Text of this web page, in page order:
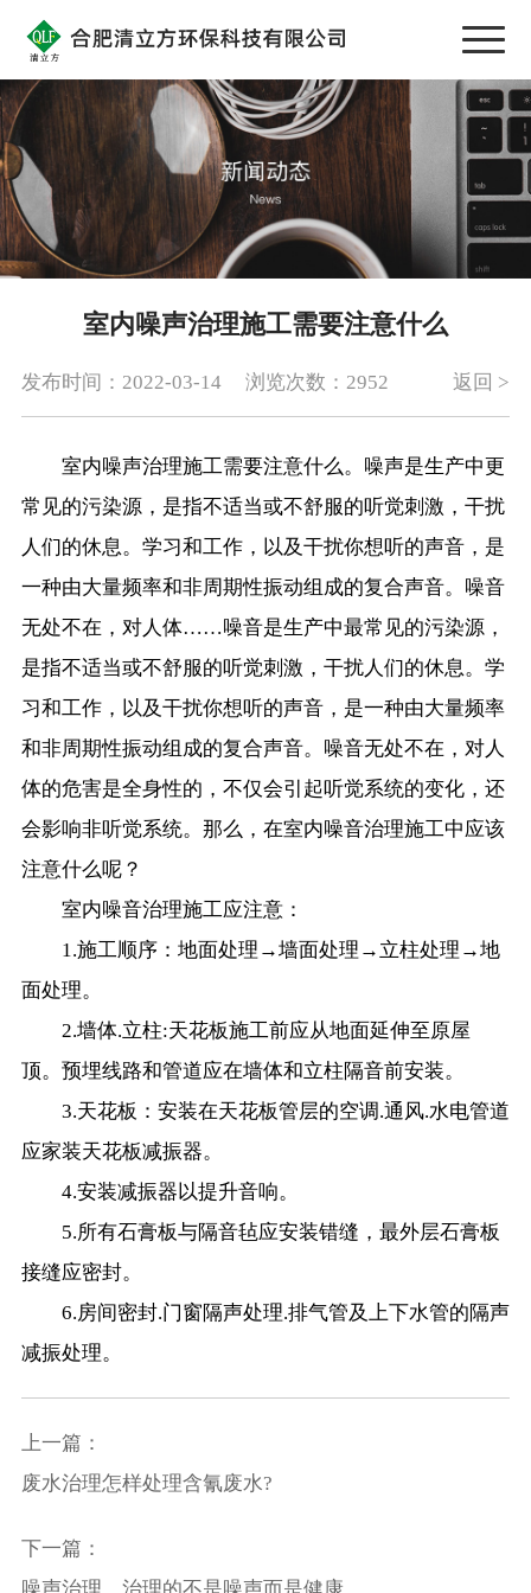
室内噪声治理施工需要注意什么
发布时间：2022-03-14 浏览次数：2952 返回 >
室内噪声治理施工需要注意什么。噪声是生产中更
常见的污染源，是指不适当或不舒服的听觉刺激，干扰
人们的休息。学习和工作，以及干扰你想听的声音，是
一种由大量频率和非周期性振动组成的复合声音。噪音
无处不在，对人体……噪音是生产中最常见的污染源，
是指不适当或不舒服的听觉刺激，干扰人们的休息。学
习和工作，以及干扰你想听的声音，是一种由大量频率
和非周期性振动组成的复合声音。噪音无处不在，对人
体的危害是全身性的，不仅会引起听觉系统的变化，还
会影响非听觉系统。那么，在室内噪音治理施工中应该
注意什么呢？
室内噪音治理施工应注意：
1.施工顺序：地面处理→墙面处理→立柱处理→地
面处理。
2.墙体.立柱:天花板施工前应从地面延伸至原屋
顶。预埋线路和管道应在墙体和立柱隔音前安装。
3.天花板：安装在天花板管层的空调.通风.水电管道
应家装天花板减振器。
4.安装减振器以提升音响。
5.所有石膏板与隔音毡应安装错缝，最外层石膏板
接缝应密封。
6.房间密封.门窗隔声处理.排气管及上下水管的隔声
减振处理。
上一篇：
废水治理怎样处理含氰废水?
下一篇：
噪声治理，治理的不是噪声而是健康